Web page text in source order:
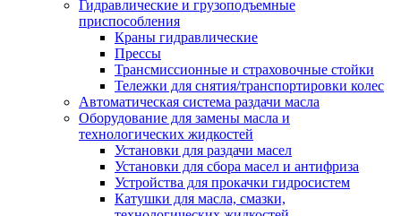
Гидравлические и грузоподъемные
приспособления
Краны гидравлические
Прессы
Трансмиссионные и страховочные стойки
Тележки для снятия/транспортировки колес
Автоматическая система раздачи масла
Оборудование для замены масла и
технологических жидкостей
Установки для раздачи масел
Установки для сбора масел и антифриза
Устройства для прокачки гидросистем
Катушки для масла, смазки,